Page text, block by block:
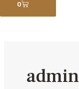
0
admin